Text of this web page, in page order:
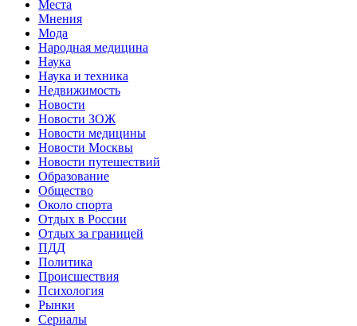
Места
Мнения
Мода
Народная медицина
Наука
Наука и техника
Недвижимость
Новости
Новости ЗОЖ
Новости медицины
Новости Москвы
Новости путешествий
Образование
Общество
Около спорта
Отдых в России
Отдых за границей
ПДД
Политика
Происшествия
Психология
Рынки
Сериалы